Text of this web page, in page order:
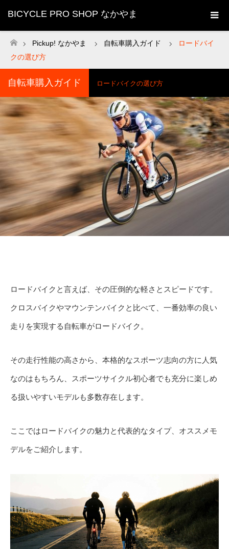
BICYCLE PRO SHOP なかやま
ホーム
Pickup! なかやま 自転車購入ガイド
ロードバイ
クの選び方
自転車購入ガイド ロードバイクの選び方
ロードバイクと言えば、その圧倒的な軽さとスピードです。
クロスバイクやマウンテンバイクと比べて、一番効率の良い
走りを実現する自転車がロードバイク。
その走行性能の高さから、本格的なスポーツ志向の方に人気
なのはもちろん、スポーツサイクル初心者でも充分に楽しめ
る扱いやすいモデルも多数存在します。
ここではロードバイクの魅力と代表的なタイプ、オススメモ
デルをご紹介します。